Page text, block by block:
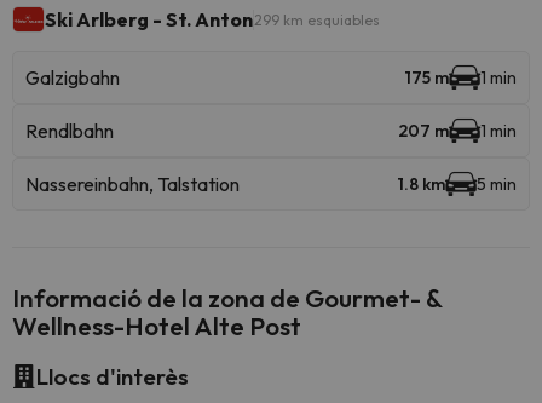
Ski Arlberg - St. Anton299 km esquiables
Galzigbahn 175 m 1 min
Rendlbahn 207 m 1 min
Nassereinbahn, Talstation 1.8 km 5 min
Informació de la zona de Gourmet- &
Wellness-Hotel Alte Post
Llocs d'interès